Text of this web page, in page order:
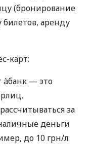
(бронирование
билетов, аренду
карт:
àбанк — это
за
деньги
до 10 грн/л